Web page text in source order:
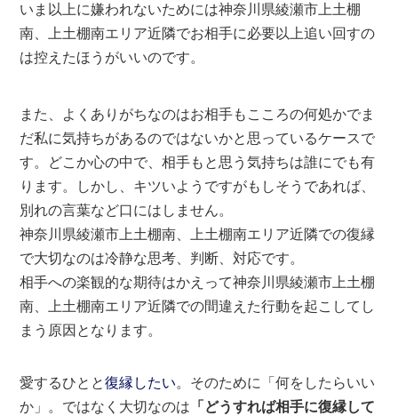
いま以上に嫌われないためには神奈川県綾瀬市上土棚
南、上土棚南エリア近隣でお相手に必要以上追い回すの
は控えたほうがいいのです。
また、よくありがちなのはお相手もこころの何処かでま
だ私に気持ちがあるのではないかと思っているケースで
す。どこか心の中で、相手もと思う気持ちは誰にでも有
ります。しかし、キツいようですがもしそうであれば、
別れの言葉など口にはしません。
神奈川県綾瀬市上土棚南、上土棚南エリア近隣での復縁
で大切なのは冷静な思考、判断、対応です。
相手への楽観的な期待はかえって神奈川県綾瀬市上土棚
南、上土棚南エリア近隣での間違えた行動を起こしてし
まう原因となります。
愛するひとと復縁したい。そのために「何をしたらいい
か」。ではなく大切なのは 「どうすれば相手に復縁して